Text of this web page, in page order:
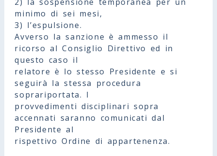
minimo di sei mesi,
3) l’espulsione.
Avverso la sanzione è ammesso il
ricorso al Consiglio Direttivo ed in
questo caso il
relatore è lo stesso Presidente e si
seguirà la stessa procedura
soprariportata. I
provvedimenti disciplinari sopra
accennati saranno comunicati dal
Presidente al
rispettivo Ordine di appartenenza.